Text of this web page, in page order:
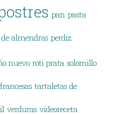
pan pasta
de almendras perdiz
nuevo roti prata solomillo
tartaletas de
verduras vídeoreceta